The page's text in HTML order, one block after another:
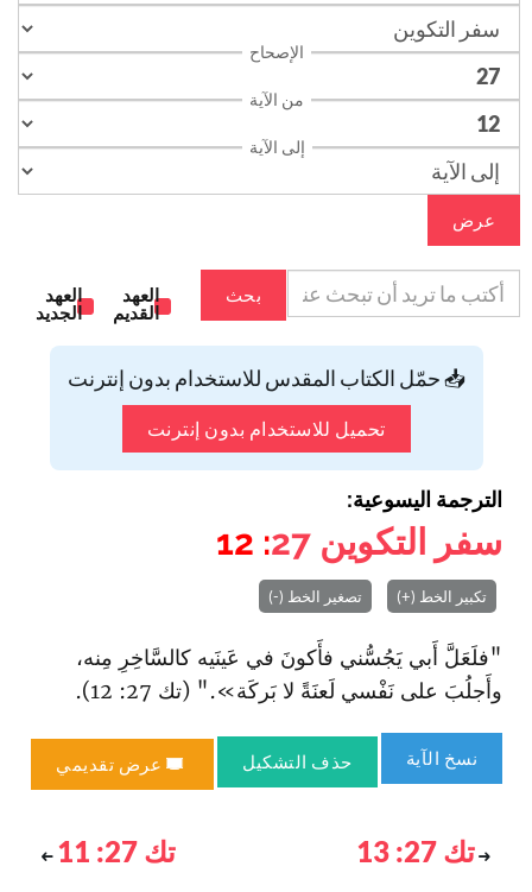
الإصحاح
من الآية
إلى الآية
عرض
بحث
العهد
القديم
العهد
الجديد
📥 حمّل الكتاب المقدس للاستخدام بدون إنترنت
تحميل للاستخدام بدون إنترنت
الترجمة اليسوعية:
سفر التكوين 27
: 12
تكبير الخط (+) تصغير الخط (-)
"فلَعَلَّ أَبي يَجُسُّني فأَكونَ في عَينَيه كالسَّاخِرِ مِنه،
وأَجلُبَ على نَفْسي لَعنَةً لا بَركَة»." (تك 27: 12).
نسخ الآية حذف التشكيل عرض تقديمي
تك 27: 13 تك 27: 11